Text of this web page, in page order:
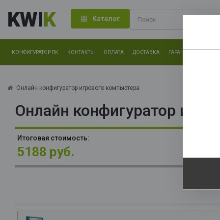
KWIK Каталог
КОНФИГУРАТОР ПК КОНТАКТЫ ОПЛАТА ДОСТАВКА ГАРАНТИЯ
Онлайн конфигуратор игрового компьютера
Онлайн конфигуратор
Итоговая стоимость:
5188 руб.